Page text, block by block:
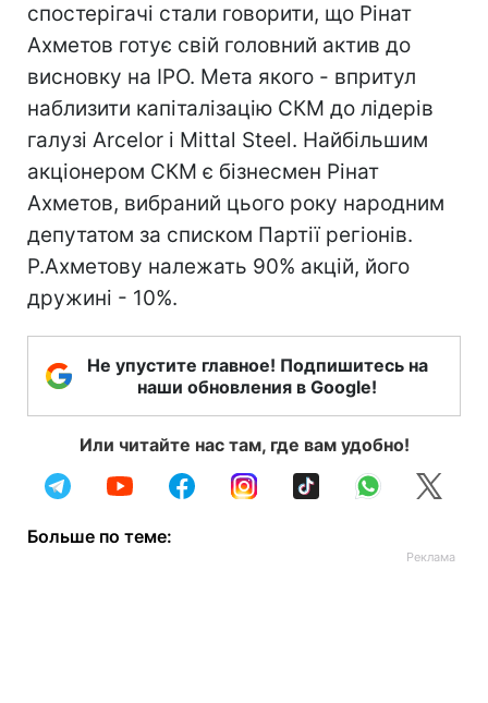
спостерігачі стали говорити, що Рінат
Ахметов готує свій головний актив до
висновку на IPO. Мета якого - впритул
наблизити капіталізацію СКМ до лідерів
галузі Arcelor і Mittal Steel. Найбільшим
акціонером СКМ є бізнесмен Рінат
Ахметов, вибраний цього року народним
депутатом за списком Партії регіонів.
Р.Ахметову належать 90% акцій, його
дружині - 10%.
Не упустите главное! Подпишитесь на
наши обновления в Google!
Или читайте нас там, где вам удобно!
Больше по теме: